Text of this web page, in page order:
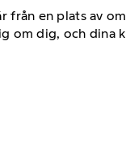
från en plats av
om dig, och dina